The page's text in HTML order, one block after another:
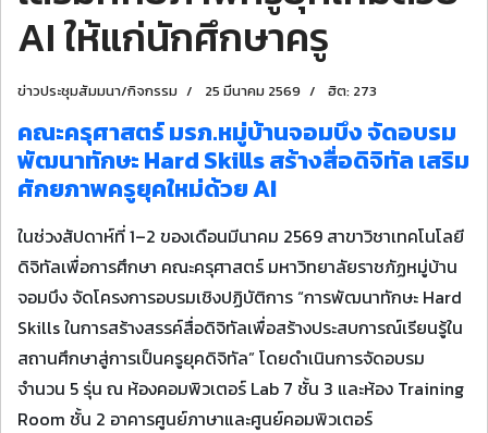
AI ให้แก่นักศึกษาครู
ข่าวประชุมสัมมนา/กิจกรรม 25 มีนาคม 2569 ฮิต: 273
คณะครุศาสตร์ มรภ.หมู่บ้านจอมบึง จัดอบรม
พัฒนาทักษะ Hard Skills สร้างสื่อดิจิทัล เสริม
ศักยภาพครูยุคใหม่ด้วย AI
ในช่วงสัปดาห์ที่ 1–2 ของเดือนมีนาคม 2569 สาขาวิชาเทคโนโลยี
ดิจิทัลเพื่อการศึกษา คณะครุศาสตร์ มหาวิทยาลัยราชภัฏหมู่บ้าน
จอมบึง จัดโครงการอบรมเชิงปฏิบัติการ “การพัฒนาทักษะ Hard
Skills ในการสร้างสรรค์สื่อดิจิทัลเพื่อสร้างประสบการณ์เรียนรู้ใน
สถานศึกษาสู่การเป็นครูยุคดิจิทัล” โดยดำเนินการจัดอบรม
จำนวน 5 รุ่น ณ ห้องคอมพิวเตอร์ Lab 7 ชั้น 3 และห้อง Training
Room ชั้น 2 อาคารศูนย์ภาษาและศูนย์คอมพิวเตอร์